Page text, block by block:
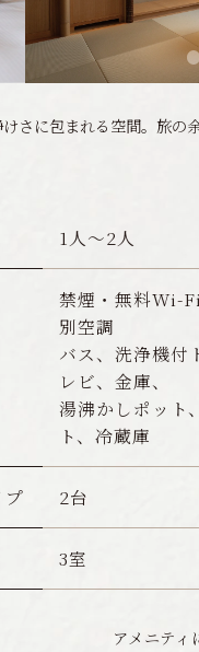
さに包まれる空間。旅の
1人〜2人
禁煙・無料Wi-
別空調
バス、洗浄機付
レビ、金庫、
湯沸かしポット
ト、冷蔵庫
プ 2台
3室
アメニティ